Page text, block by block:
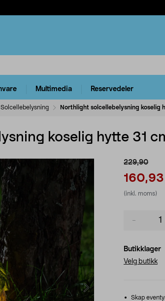
Multimedia Reservedeler
Solcellebelysning Northlight solcellebelysning koselig
koselig hytte 31
229,90
160,93
(inkl. moms)
Butikklager
Velg butikk
Skap